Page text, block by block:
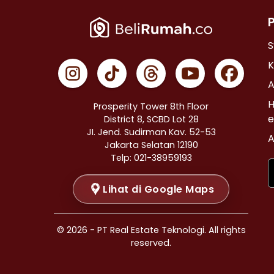
Properti Dijual di Johar Baru >
Properti Dijual di Menteng >
Properti Dijual di Tanah Abang >
Properti Dijual di Kramat >
Properti Dijual di Bendungan Hilir >
Properti Dijual di Jakarta Selatan >
Properti Dijual di Cilandak >
Properti Dijual di Gandaria Selatan >
Properti Dijual di Cipete Selatan >
Properti Dijual di Lenteng Agung >
Properti Dijual di Pondok Pinang >
Properti Dijual di Kebayoran Baru >
Properti Dijual di Mampang Prapatan >
Prosperity Tower 8th Floor
District 8, SCBD Lot 28
JI. Jend. Sudirman Kav. 52-53
Jakarta Selatan 12190
Telp: 021-38959193
Lihat di Google Maps
© 2026 - PT Real Estate Teknologi. All rights
reserved.